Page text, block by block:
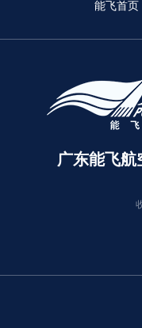
能飞首页
广东能飞